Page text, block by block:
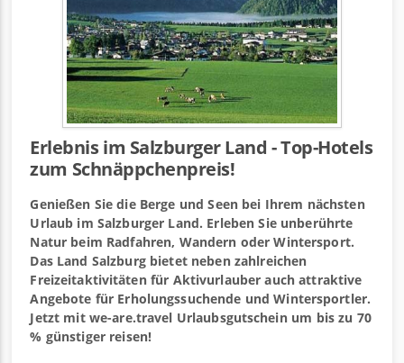
Erlebnis im Salzburger Land - Top-Hotels
zum Schnäppchenpreis!
Genießen Sie die Berge und Seen bei Ihrem nächsten
Urlaub im Salzburger Land. Erleben Sie unberührte
Natur beim Radfahren, Wandern oder Wintersport.
Das Land Salzburg bietet neben zahlreichen
Freizeitaktivitäten für Aktivurlauber auch attraktive
Angebote für Erholungssuchende und Wintersportler.
Jetzt mit we-are.travel Urlaubsgutschein um bis zu 70
% günstiger reisen!